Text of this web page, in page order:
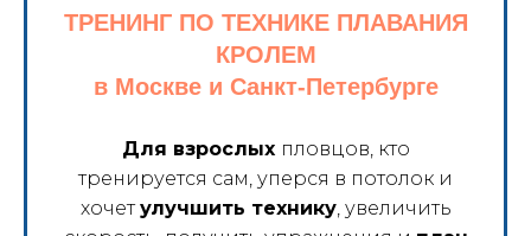
ТРЕНИНГ ПО ТЕХНИКЕ ПЛАВАНИЯ
КРОЛЕМ
в Москве и Санкт-Петербурге
Для взрослых пловцов, кто
тренируется сам, уперся в потолок и
хочетулучшить технику, увеличить